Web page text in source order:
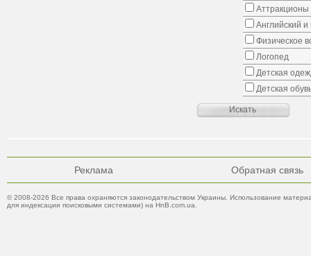
Аттракционы
Английский
Физическое
Логопед
Детская
Детская
Реклама Обратная связь
© 2008-2026 Все права охраняются законодательством Украины. Использование
для индексации поисковыми системами) на HnB.com.ua.